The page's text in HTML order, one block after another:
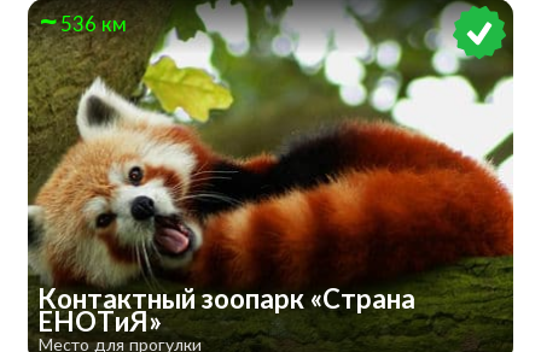
536 км
Контактный зоопарк «Страна
ЕНОТиЯ»
Место для прогулки